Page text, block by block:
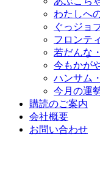
わたしへ
ぐっジョ
フロンテ
若だんな
今もかが
ハンサム
今月の運
購読のご案内
会社概要
お問い合わせ